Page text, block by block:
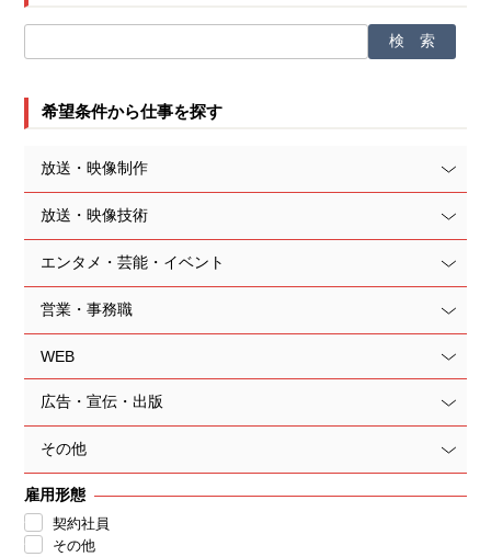
希望条件から仕事を探す
放送・映像制作
放送・映像技術
エンタメ・芸能・イベント
営業・事務職
WEB
広告・宣伝・出版
その他
雇用形態
契約社員
その他